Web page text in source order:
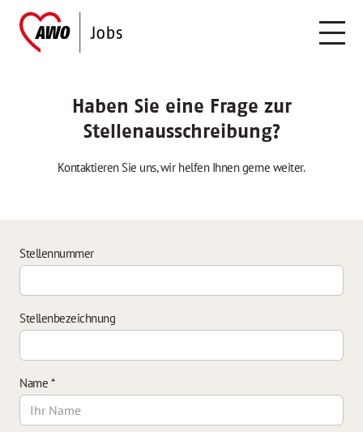
Haben Sie eine Frage zur
Stellenausschreibung?
Kontaktieren Sie uns, wir helfen Ihnen gerne weiter.
Stellennummer
Stellenbezeichnung
Name *